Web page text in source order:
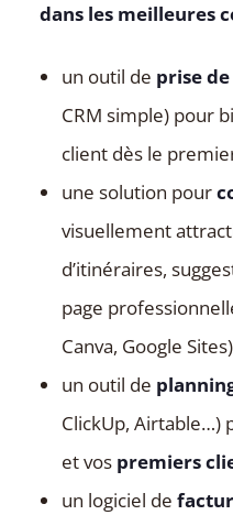
dans les meilleures
un outil de prise
CRM simple) pour
client dès le
une solution pour
visuellement
d’itinéraires,
page
Canva, Google
un outil de
ClickUp, Airtable…)
et vos premiers
un logiciel de